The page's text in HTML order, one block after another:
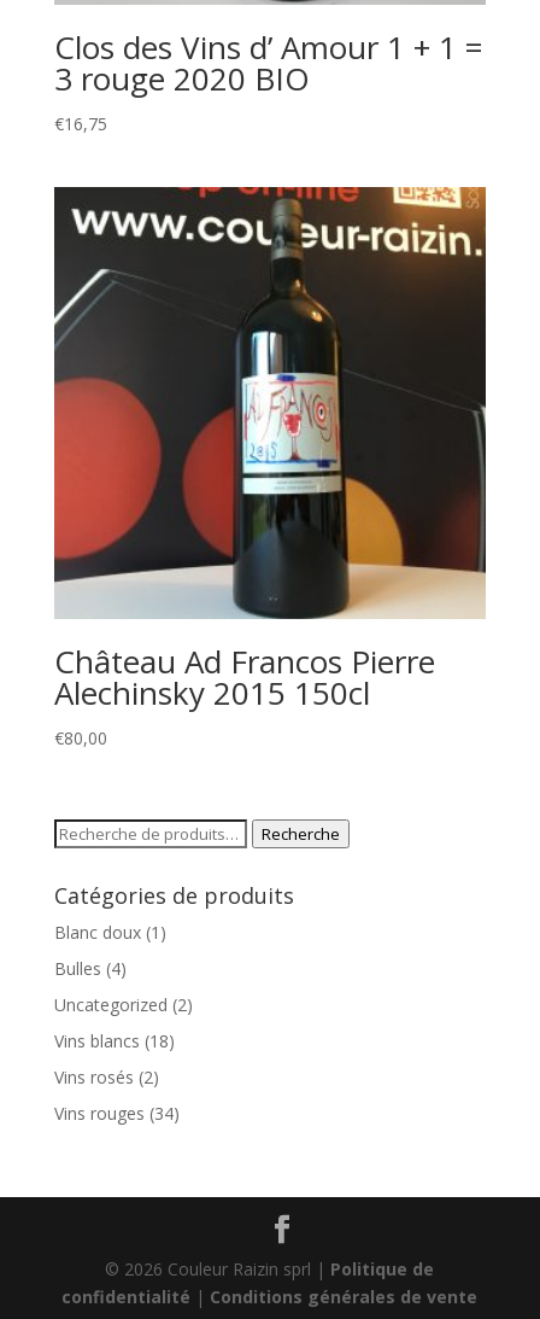
Clos des Vins d’ Amour 1 + 1 =
3 rouge 2020 BIO
€16,75
Château Ad Francos Pierre
Alechinsky 2015 150cl
€80,00
Recherche
Recherche
Catégories de produits
Blanc doux (1)
Bulles (4)
Uncategorized (2)
Vins blancs (18)
Vins rosés (2)
Vins rouges (34)
© 2026 Couleur Raizin sprl | Politique de
confidentialité | Conditions générales de vente